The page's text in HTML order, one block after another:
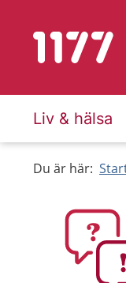
Till startsidan
Liv & hälsa
Du är här: